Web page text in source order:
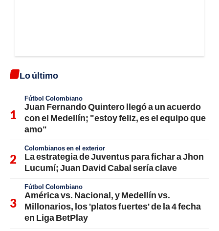
Lo último
Fútbol Colombiano
Juan Fernando Quintero llegó a un acuerdo
con el Medellín; "estoy feliz, es el equipo que
amo"
Colombianos en el exterior
La estrategia de Juventus para fichar a Jhon
Lucumí; Juan David Cabal sería clave
Fútbol Colombiano
América vs. Nacional, y Medellín vs.
Millonarios, los 'platos fuertes' de la 4 fecha
en Liga BetPlay